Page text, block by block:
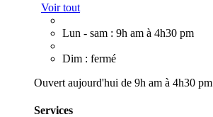
Voir tout
Lun - sam : 9h am à 4h30 pm
Dim : fermé
Ouvert aujourd'hui de 9h am à 4h30 pm
Services